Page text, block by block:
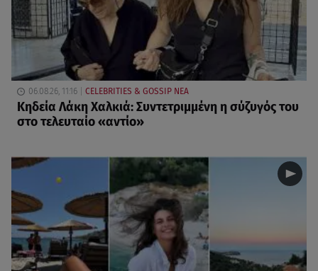
06.08.26, 11:16 CELEBRITIES & GOSSIP ΝΕΑ
Κηδεία Λάκη Χαλκιά: Συντετριμμένη η σύζυγός του
στο τελευταίο «αντίο»